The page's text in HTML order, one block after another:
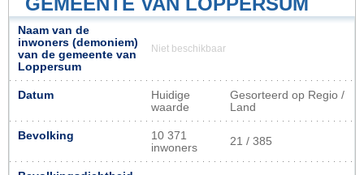
Naam van de
inwoners (demoniem)
van de gemeente van
Loppersum
Niet beschikbaar
Datum
Huidige
waarde
Gesorteerd op Regio /
Land
Bevolking
10 371
inwoners
21 / 385